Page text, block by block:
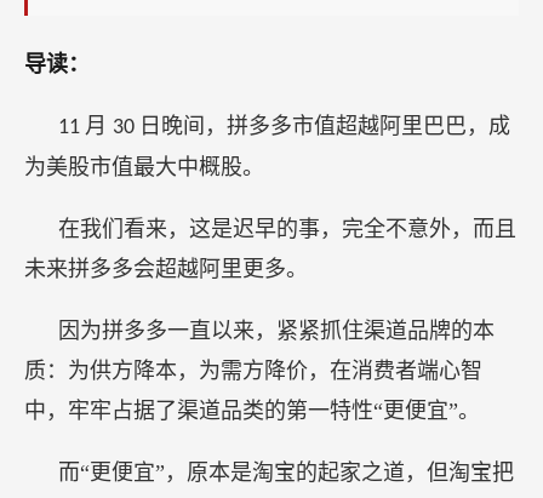
导读：
11 月 30 日晚间，拼多多市值超越阿里巴巴，成
为美股市值最大中概股。
在我们看来，这是迟早的事，完全不意外，而且
未来拼多多会超越阿里更多。
因为拼多多一直以来，紧紧抓住渠道品牌的本
质：为供方降本，为需方降价，在消费者端心智
中，牢牢占据了渠道品类的第一特性“更便宜”。
而“更便宜”，原本是淘宝的起家之道，但淘宝把